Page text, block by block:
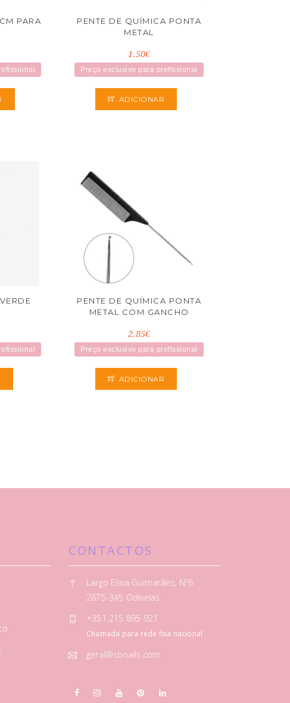
PARA
PENTE DE QUÍMICA PONTA
METAL
1.50€
Preço exclusivo para profissional
ADICIONAR
PENTE DE QUÍMICA PONTA
METAL COM GANCHO
2.85€
Preço exclusivo para profissional
ADICIONAR
CONTACTOS
Largo Elina Guimarães, Nº6
2675-345 Odivelas
+351 215 895 921
Chamada para rede fixa nacional
geral@sbnails.com